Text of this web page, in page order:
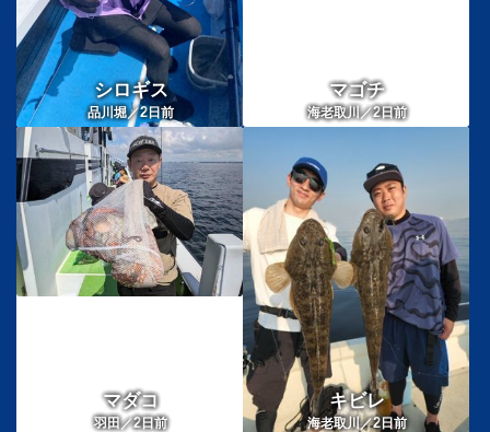
シロギス
品川堀／2日前
マゴチ
海老取川／2日前
マダコ
羽田／2日前
キビレ
海老取川／2日前